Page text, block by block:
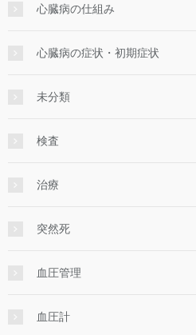
心臓病の仕組み
心臓病の症状・初期症状
未分類
検査
治療
突然死
血圧管理
血圧計